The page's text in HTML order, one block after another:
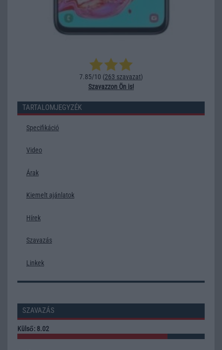
7.85/10 (263 szavazat)
Szavazzon Ön is!
TARTALOMJEGYZÉK
Specifikáció
Video
Árak
Kiemelt ajánlatok
Hírek
Szavazás
Linkek
SZAVAZÁS
Külső: 8.02